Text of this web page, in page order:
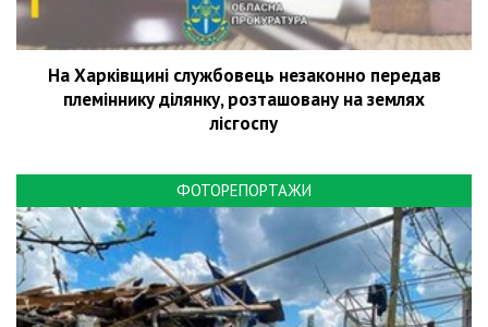
На Харківщині службовець незаконно передав
племіннику ділянку, розташовану на землях
лісгоспу
ФОТОРЕПОРТАЖИ